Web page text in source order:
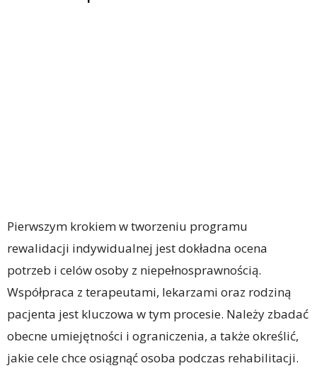
Pierwszym krokiem w tworzeniu programu
rewalidacji indywidualnej jest dokładna ocena
potrzeb i celów osoby z niepełnosprawnością.
Współpraca z terapeutami, lekarzami oraz rodziną
pacjenta jest kluczowa w tym procesie. Należy zbadać
obecne umiejętności i ograniczenia, a także określić,
jakie cele chce osiągnąć osoba podczas rehabilitacji.